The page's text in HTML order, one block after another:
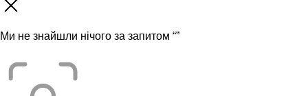
Ми не знайшли нічого за запитом “”